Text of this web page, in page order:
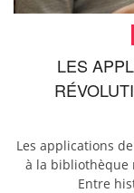
LES
Les applications
à la bibliothèque
Entre